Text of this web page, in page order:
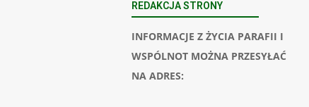
REDAKCJA STRONY
INFORMACJE Z ŻYCIA PARAFII I
WSPÓLNOT MOŻNA PRZESYŁAĆ
NA ADRES: